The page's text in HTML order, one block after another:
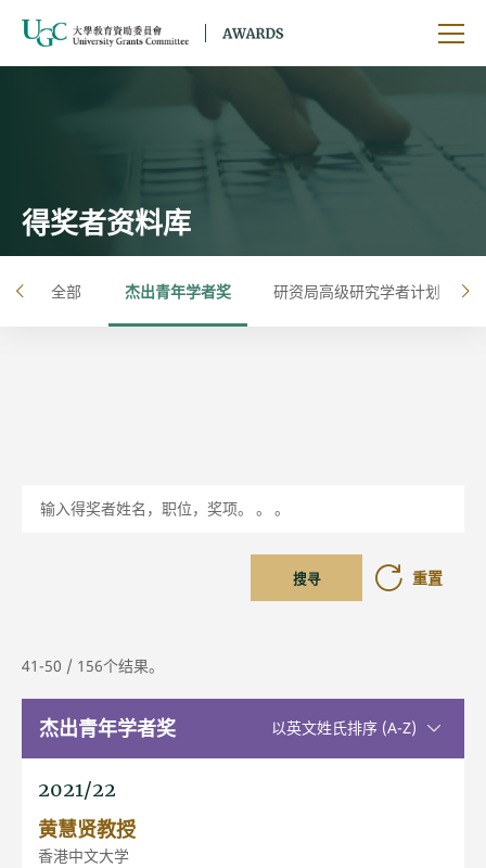
开
得奖者资料库
左 全部 杰出青年学者奖 研资局高级研究学者计划
搜寻 重置
41-50 / 156个结果。
杰出青年学者奖 以英文姓氏排序 (A-Z)升序排序
2021/22
黄慧贤教授
香港中文大学